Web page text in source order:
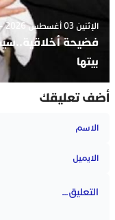
الإثنين 03 أغسطس 2026 - 4:11
فضيحة
بيتها
أضف تعليقك